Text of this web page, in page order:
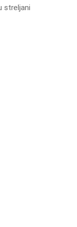
streljani